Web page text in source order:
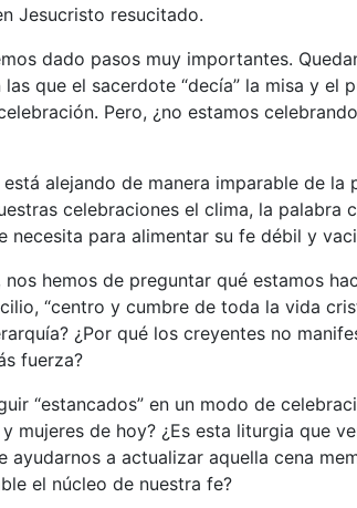
Jesucristo resucitado.
dado pasos muy importantes.
que el sacerdote “decía” la misa y el
Pero, ¿no estamos
alejando de manera imparable de la
celebraciones el clima, la palabra
necesita para alimentar su fe débil y
hemos de preguntar qué estamos
“centro y cumbre de toda la vida
¿Por qué los creyentes no
fuerza?
“estancados” en un modo de
mujeres de hoy? ¿Es esta liturgia que
ayudarnos a actualizar aquella cena
el núcleo de nuestra fe?